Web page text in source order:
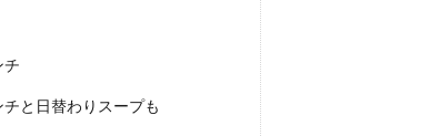
チ
と日替わりスープも